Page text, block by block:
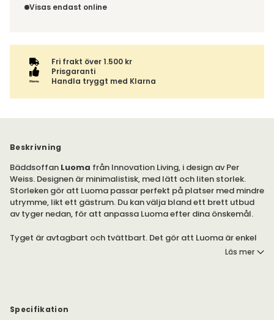
inte av ångerrätten.
Visas endast online
Fri frakt över 1.500 kr
Prisgaranti
Handla tryggt med Klarna
Beskrivning
Bäddsoffan Luoma från Innovation Living, i design av Per
Weiss. Designen är minimalistisk, med lätt och liten storlek.
Storleken gör att Luoma passar perfekt på platser med mindre
utrymme, likt ett gästrum. Du kan välja bland ett brett utbud
av tyger nedan, för att anpassa Luoma efter dina önskemål.
Tyget är avtagbart och tvättbart. Det gör att Luoma är enkel
att sköta om. Innovation Living erbjuder två tyger som
Det är enkelt att fälla ut Luoma, genom att dra i handtaget
Läs mer
Specifikation